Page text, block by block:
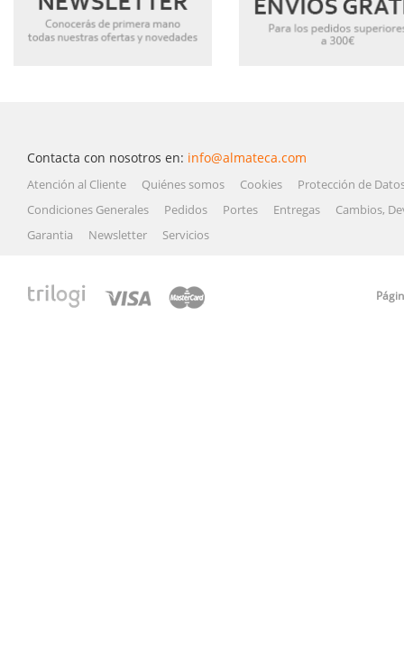
Contacta con nosotros en: info@almateca.com
Atención al Cliente Quiénes somos Cookies
Protección de
Condiciones Generales
Pedidos Portes Entregas
Cambios,
Garantia
Newsletter Servicios